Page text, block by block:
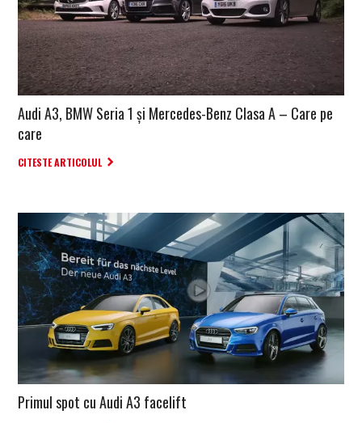
Audi A3, BMW Seria 1 și Mercedes-Benz Clasa A – Care pe
care
CITESTE ARTICOLUL
Primul spot cu Audi A3 facelift